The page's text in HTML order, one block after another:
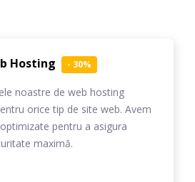
Hosting - 30%
noastre de web hosting
orice tip de site web. Avem
pentru a asigura
maximă.